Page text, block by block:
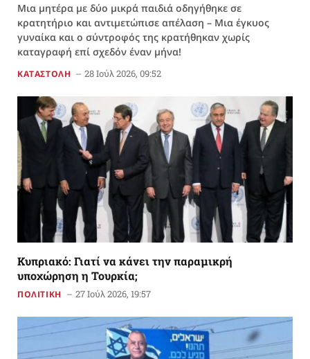
Μια μητέρα με δύο μικρά παιδιά οδηγήθηκε σε
κρατητήριο και αντιμετώπισε απέλαση – Μια έγκυος
γυναίκα και ο σύντροφός της κρατήθηκαν χωρίς
καταγραφή επί σχεδόν έναν μήνα!
ΚΑΤΑΣΤΟΛΗ 28 Ιούλ 2026, 09:52
Κυπριακό: Γιατί να κάνει την παραμικρή
υποχώρηση η Τουρκία;
ΠΟΛΙΤΙΚΗ 27 Ιούλ 2026, 19:57